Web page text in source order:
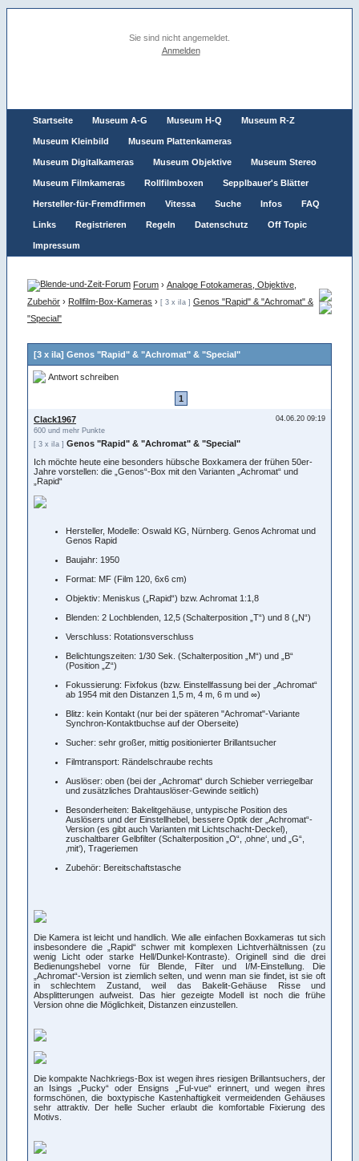
Sie sind nicht angemeldet.
Anmelden
Startseite Museum A-G Museum H-Q Museum R-Z
Museum Kleinbild Museum Plattenkameras
Museum Digitalkameras Museum Objektive Museum Stereo
Museum Filmkameras Rollfilmboxen Sepplbauer's Blätter
Hersteller-für-Fremdfirmen Vitessa Suche Infos FAQ
Links Registrieren Regeln Datenschutz Off Topic
Impressum
Forum › Analoge Fotokameras, Objektive,
Zubehör › Rollfilm-Box-Kameras › [ 3 x iIa ] Genos "Rapid" & "Achromat" &
"Special"
[3 x iIa] Genos "Rapid" & "Achromat" & "Special"
Antwort schreiben
1
04.06.20 09:19
Clack1967
600 und mehr Punkte
[ 3 x iIa ] Genos "Rapid" & "Achromat" & "Special"
Ich möchte heute eine besonders hübsche Boxkamera der frühen 50er-
Jahre vorstellen: die „Genos“-Box mit den Varianten „Achromat“ und
„Rapid“
Hersteller, Modelle: Oswald KG, Nürnberg. Genos Achromat und
Genos Rapid
Baujahr: 1950
Format: MF (Film 120, 6x6 cm)
Objektiv: Meniskus („Rapid“) bzw. Achromat 1:1,8
Blenden: 2 Lochblenden, 12,5 (Schalterposition „T“) und 8 („N“)
Verschluss: Rotationsverschluss
Belichtungszeiten: 1/30 Sek. (Schalterposition „M“) und „B“
(Position „Z“)
Fokussierung: Fixfokus (bzw. Einstellfassung bei der „Achromat“
ab 1954 mit den Distanzen 1,5 m, 4 m, 6 m und ∞)
Blitz: kein Kontakt (nur bei der späteren "Achromat"-Variante
Synchron-Kontaktbuchse auf der Oberseite)
Sucher: sehr großer, mittig positionierter Brillantsucher
Filmtransport: Rändelschraube rechts
Auslöser: oben (bei der „Achromat“ durch Schieber verriegelbar
und zusätzliches Drahtauslöser-Gewinde seitlich)
Besonderheiten: Bakelitgehäuse, untypische Position des
Auslösers und der Einstellhebel, bessere Optik der „Achromat“-
Version (es gibt auch Varianten mit Lichtschacht-Deckel),
zuschaltbarer Gelbfilter (Schalterposition „O“, ‚ohne‘, und „G“,
‚mit‘), Trageriemen
Zubehör: Bereitschaftstasche
Die Kamera ist leicht und handlich. Wie alle einfachen Boxkameras tut sich
insbesondere die „Rapid“ schwer mit komplexen Lichtverhältnissen (zu
wenig Licht oder starke Hell/Dunkel-Kontraste). Originell sind die drei
Bedienungshebel vorne für Blende, Filter und I/M-Einstellung. Die
„Achromat“-Version ist ziemlich selten, und wenn man sie findet, ist sie oft
in schlechtem Zustand, weil das Bakelit-Gehäuse Risse und
Absplitterungen aufweist. Das hier gezeigte Modell ist noch die frühe
Version ohne die Möglichkeit, Distanzen einzustellen.
Die kompakte Nachkriegs-Box ist wegen ihres riesigen Brillantsuchers, der
an Isings „Pucky“ oder Ensigns „Ful-vue“ erinnert, und wegen ihres
formschönen, die boxtypische Kastenhaftigkeit vermeidenden Gehäuses
sehr attraktiv. Der helle Sucher erlaubt die komfortable Fixierung des
Motivs.